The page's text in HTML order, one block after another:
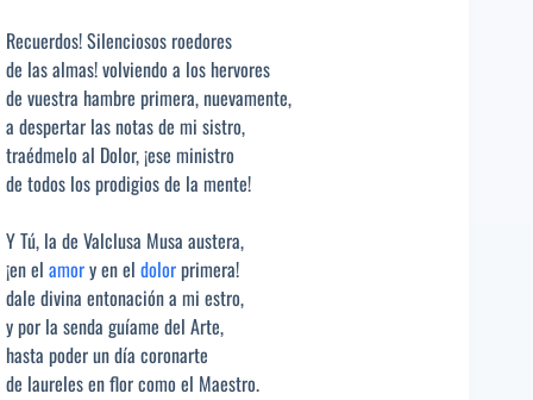
Recuerdos! Silenciosos roedores
de las almas! volviendo a los hervores
de vuestra hambre primera, nuevamente,
a despertar las notas de mi sistro,
traédmelo al Dolor, ¡ese ministro
de todos los prodigios de la mente!
Y Tú, la de Valclusa Musa austera,
¡en el amory en el dolorprimera!
dale divina entonación a mi estro,
y por la senda guíame del Arte,
hasta poder un día coronarte
de laureles en flor como el Maestro.